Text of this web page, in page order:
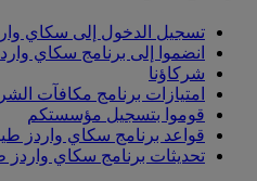
تسجيل الدخول إلى سكاي
انضموا إلى برنامج سكاي
شركاؤنا
امتيازات برنامج مكافآت
قوموا بتسجيل مؤسستكم
قواعد برنامج سكاي واردز
تحديثات برنامج سكاي واردز